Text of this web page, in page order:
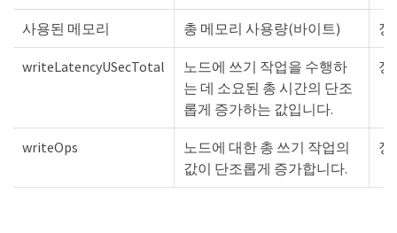
사용된 메모리 총 메모리 사용량(바이트) 정
writeLatencyUSecTotal
노드에 쓰기 작업을 수행하
는 데 소요된 총 시간의 단조
롭게 증가하는 값입니다.
정
writeOps
노드에 대한 총 쓰기 작업의
값이 단조롭게 증가합니다.
정